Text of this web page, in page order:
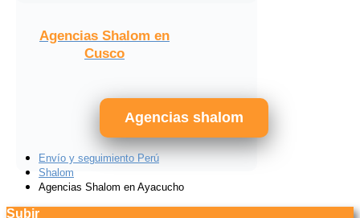
Agencias Shalom en
Cusco
Agencias shalom
Envío y seguimiento Perú
Shalom
Agencias Shalom en Ayacucho
Subir